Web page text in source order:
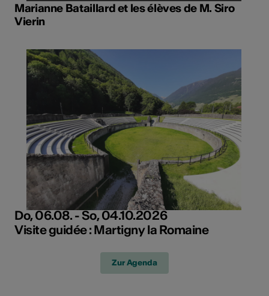
Marianne Bataillard et les élèves de M. Siro
Vierin
Do, 06.08. - So, 04.10.2026
Visite guidée : Martigny la Romaine
Zur Agenda